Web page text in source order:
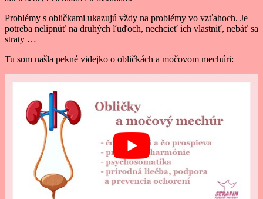
Problémy s obličkami ukazujú vždy na problémy vo vzťahoch. Je
potreba nelipnúť na druhých ľuďoch, nechcieť ich vlastniť, nebáť sa
straty …
Tu som našla pekné videjko o obličkách a močovom mechúri: